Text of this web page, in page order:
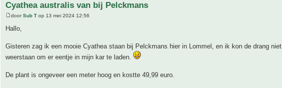
Cyathea australis van bij Pelckmans
doorSub T op 13 mei 2024 12:56
Hallo,
Gisteren zag ik een mooie Cyathea staan bij Pelckmans hier in Lommel, en ik kon de drang niet
weerstaan om er eentje in mijn kar te laden.
De plant is ongeveer een meter hoog en kostte 49,99 euro.